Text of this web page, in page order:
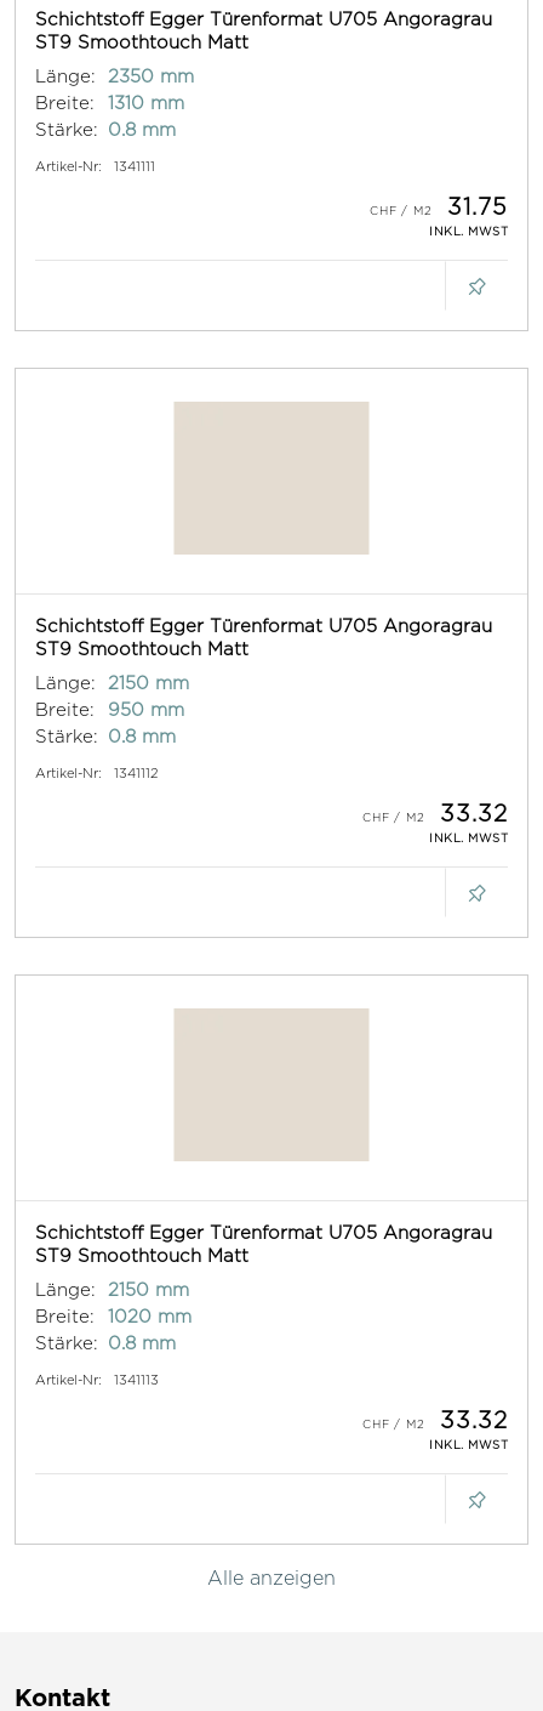
Schichtstoff Egger Türenformat U705 Angoragrau
ST9 Smoothtouch Matt
Länge:
2350 mm
Breite:
1310 mm
Stärke:
0.8 mm
Artikel-Nr: 1341111
31.75
INKL. MWST
Schichtstoff Egger Türenformat U705 Angoragrau
ST9 Smoothtouch Matt
Länge:
2150 mm
Breite:
950 mm
Stärke:
0.8 mm
Artikel-Nr: 1341112
33.32
INKL. MWST
Schichtstoff Egger Türenformat U705 Angoragrau
ST9 Smoothtouch Matt
Länge:
2150 mm
Breite:
1020 mm
Stärke:
0.8 mm
Artikel-Nr: 1341113
33.32
INKL. MWST
Alle anzeigen
Kontakt